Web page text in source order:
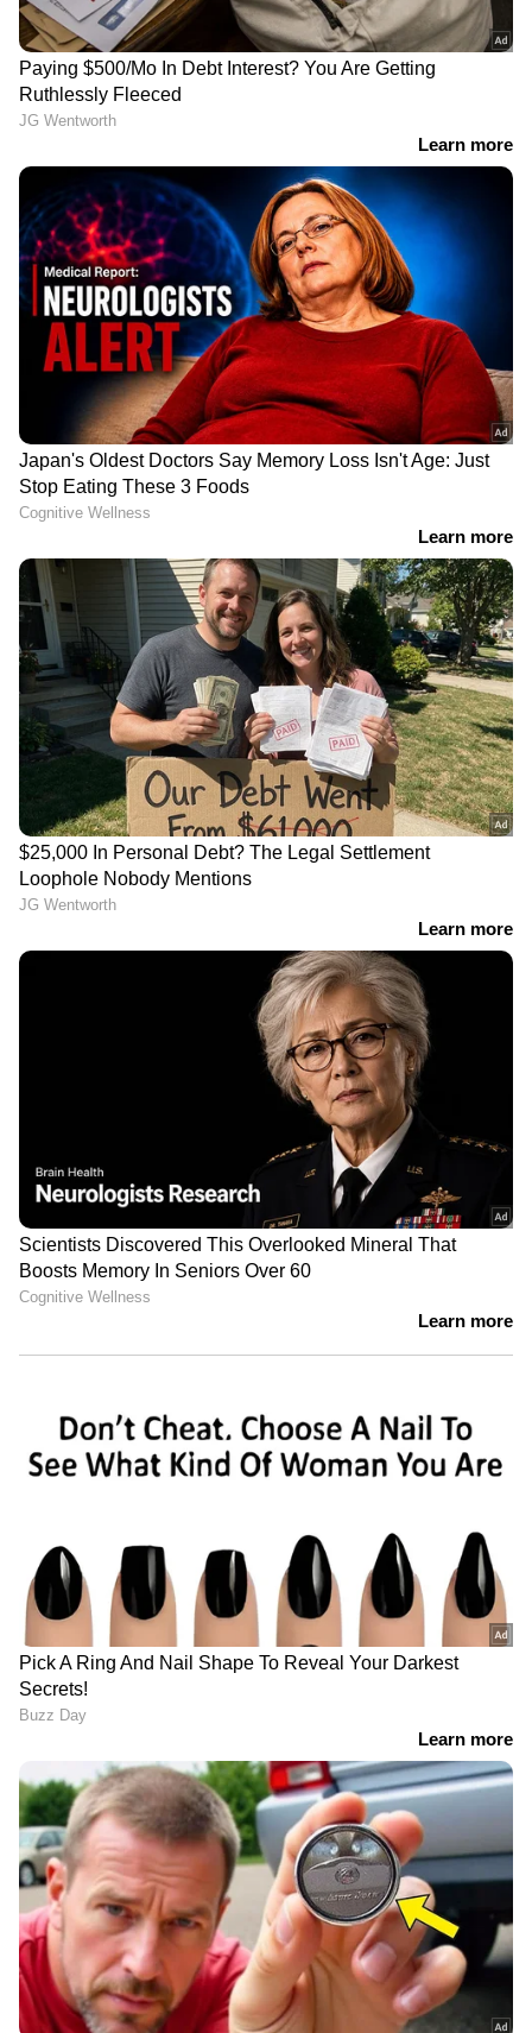
ലഹരി വിരുദ്ധ
സംഘടനയിൽ തലവൻ
മാത്രമമല്ല, വേറെയുമുണ്ട്
മയക്കുമരുന്ന്
കച്ചവടക്കാര്‍;
സംസ്ഥാന പ്രസിഡന്റിന്
പിന്നാലെ കൂട്ടാളിയും
പിടിയിൽ
തൂഫാന്‍റെ പേര് പറഞ്ഞ്
നിയമം
കയ്യിലെടുക്കരുതെന്ന് പല
പരസ്യമായി നഗ്നരാക്കി
തലമൊട്ടയടിച്ചു
LATEST VIDEOS
യൂണിഫോമിട്ട കള്ളനോ?;
സഹപ്രവർത്തകരിൽ നിന്ന്
ലക്ഷങ്ങൾ തട്ടിയെടുത്ത
പൊലീസുകാരനെതിരെ കേസ്
രാവിലെ പുറപ്പെടേണ്ട വിമാനം 6
മണികൂർ വെെകുമെന്ന്
അറിയിച്ചില്ല; കണ്ണൂർ
വിമാനത്താവളത്തിൽ പ്രതിഷേധം